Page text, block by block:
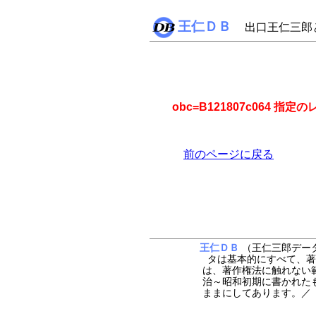
王仁ＤＢ 出口王仁三
obc=B121807c064 指定の
前のページに戻る
王仁ＤＢ
（王仁三郎デ
タは基本的にすべて、
は、著作権法に触れない
治～昭和初期に書かれた
ままにしてあります。